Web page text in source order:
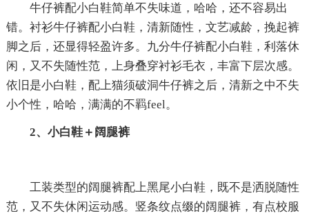
牛仔裤配小白鞋简单不失味道，哈哈，还不容易出
错。衬衫牛仔裤配小白鞋，清新随性，文艺减龄，挽起裤
脚之后，还显得轻盈许多。九分牛仔裤配小白鞋，利落休
闲，又不失随性范，上身叠穿衬衫毛衣，丰富下层次感。
依旧是小白鞋，配上猫须破洞牛仔裤之后，清新之中不失
小个性，哈哈，满满的不羁feel。
2、小白鞋＋阔腿裤
工装类型的阔腿裤配上黑尾小白鞋，既不是洒脱随性
范，又不失休闲运动感。竖条纹点缀的阔腿裤，有点校服